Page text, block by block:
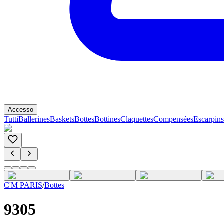
Accesso
TuttiBallerinesBasketsBottesBottinesClaquettesCompenséesEscarpins
C'M PARIS/Bottes
9305